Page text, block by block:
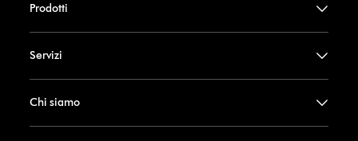
Prodotti
Servizi
Chi siamo